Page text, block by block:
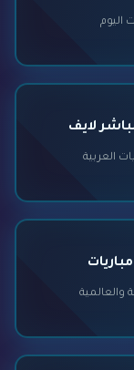
اليوم
العربية
والعالمية